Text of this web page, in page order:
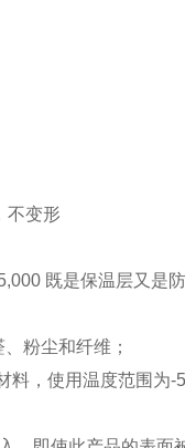
不变形
既是保温层又是
粉尘和纤维；
料，使用温度范围